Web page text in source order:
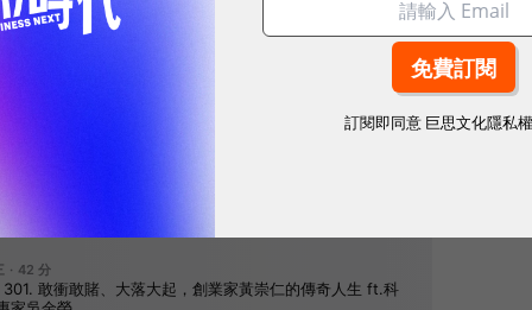
訂閱即同意 巨思文化隱私